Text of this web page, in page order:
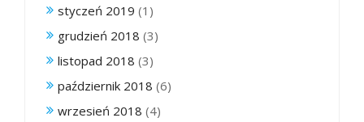
styczeń 2019 (1)
grudzień 2018 (3)
listopad 2018 (3)
październik 2018 (6)
wrzesień 2018 (4)